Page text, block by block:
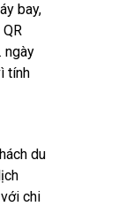
bay,
ngày
tính
du
chi